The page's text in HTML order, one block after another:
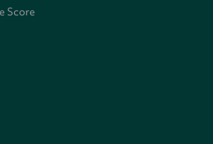
Score